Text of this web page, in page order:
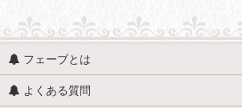
動物 (すべての商品を表示)
魚、イルカ、くじら、サメ
フェーブとは
よくある質問